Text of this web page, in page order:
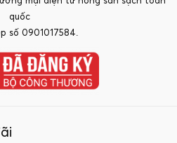
quốc
số 0901017584.